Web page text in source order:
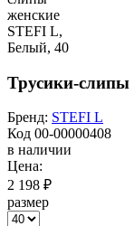
Трусики-
Бренд: STEFI L
Код 00-00000408
в наличии
Цена:
2 198 ₽
размер